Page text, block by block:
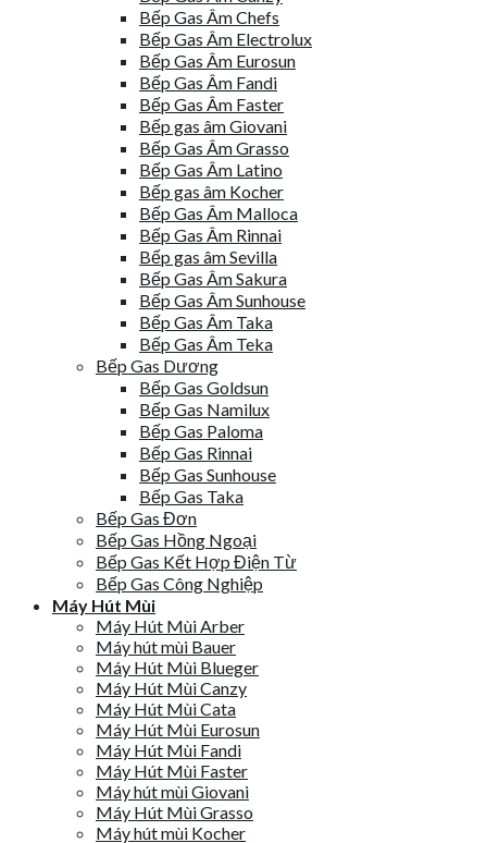
Bếp Gas Âm Chefs
Bếp Gas Âm Electrolux
Bếp Gas Âm Eurosun
Bếp Gas Âm Fandi
Bếp Gas Âm Faster
Bếp gas âm Giovani
Bếp Gas Âm Grasso
Bếp Gas Âm Latino
Bếp gas âm Kocher
Bếp Gas Âm Malloca
Bếp Gas Âm Rinnai
Bếp gas âm Sevilla
Bếp Gas Âm Sakura
Bếp Gas Âm Sunhouse
Bếp Gas Âm Taka
Bếp Gas Âm Teka
Bếp Gas Dương
Bếp Gas Goldsun
Bếp Gas Namilux
Bếp Gas Paloma
Bếp Gas Rinnai
Bếp Gas Sunhouse
Bếp Gas Taka
Bếp Gas Đơn
Bếp Gas Hồng Ngoại
Bếp Gas Kết Hợp Điện Từ
Bếp Gas Công Nghiệp
Máy Hút Mùi
Máy Hút Mùi Arber
Máy hút mùi Bauer
Máy Hút Mùi Blueger
Máy Hút Mùi Canzy
Máy Hút Mùi Cata
Máy Hút Mùi Eurosun
Máy Hút Mùi Fandi
Máy Hút Mùi Faster
Máy hút mùi Giovani
Máy Hút Mùi Grasso
Máy hút mùi Kocher